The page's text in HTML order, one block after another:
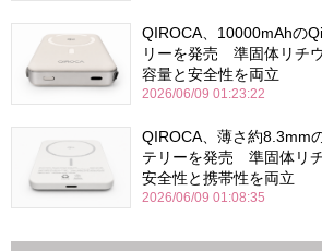
QIROCA、10000mAhの
リーを発売 準固体リチ
容量と安全性を両立
2026/06/09 01:23:22
QIROCA、薄さ約8.3mm
テリーを発売 準固体リ
安全性と携帯性を両立
2026/06/09 01:08:35